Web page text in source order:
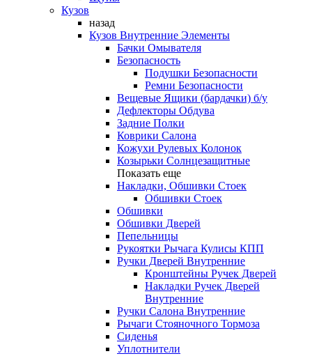
Кузов
назад
Кузов Внутренние Элементы
Бачки Омывателя
Безопасность
Подушки Безопасности
Ремни Безопасности
Вещевые Ящики (бардачки) б/у
Дефлекторы Обдува
Задние Полки
Коврики Салона
Кожухи Рулевых Колонок
Козырьки Солнцезащитные
Показать еще
Накладки, Обшивки Стоек
Обшивки Стоек
Обшивки
Обшивки Дверей
Пепельницы
Рукоятки Рычага Кулисы КПП
Ручки Дверей Внутренние
Кронштейны Ручек Дверей
Накладки Ручек Дверей
Внутренние
Ручки Салона Внутренние
Рычаги Стояночного Тормоза
Сиденья
Уплотнители